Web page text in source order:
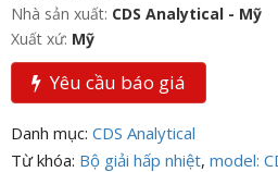
Nhà sản xuất: CDS Analytical - Mỹ
Xuất xứ: Mỹ
Yêu cầu báo giá
Danh mục: CDS Analytical
Từ khóa: Bộ giải hấp nhiệt, model: